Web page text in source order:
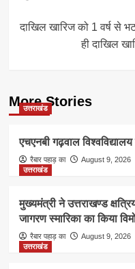
दाखिल खारिज को 1 वर्ष से
ही दाखिल
More Stories
उत्तराखंड
एचएनबी गढ़वाल
रैबार पहाड़ का August 9, 2026
उत्तराखंड
मुख्यमंत्री ने उत्तराखण्ड
जागरण स्मारिका का किया
रैबार पहाड़ का August 9, 2026
उत्तराखंड